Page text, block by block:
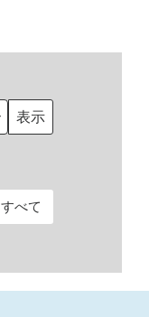
すべて